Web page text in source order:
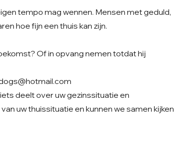
tempo mag wennen. Mensen met geduld,
hoe fijn een thuis kan zijn.
Of in opvang nemen totdat hij
deelt over uw gezinssituatie en
uw thuissituatie en kunnen we samen kijken